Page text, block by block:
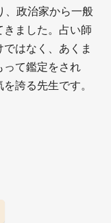
、政治家から一般
ました。占い師
はなく、あくま
って鑑定をされ
誇る先生です。